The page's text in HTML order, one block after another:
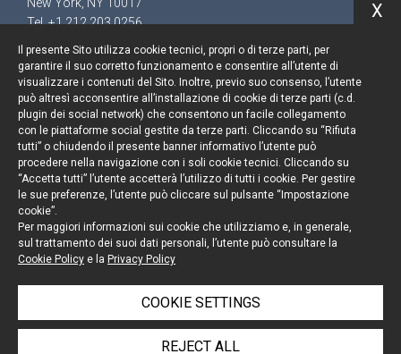
Tel. +1 212 203 0256
Keep up to date
Cookie policy
Information Notice
Legal notices
Credits
© Portolano Cavallo Studio Legale 2026, all rights
Il presente Sito utilizza cookie tecnici, propri o di terze parti, per
garantire il suo corretto funzionamento e consentire all’utente di
visualizzare i contenuti del Sito. Inoltre, previo suo consenso, l’utente
può altresì acconsentire all’installazione di cookie di terze parti (c.d.
plugin dei social network) che consentono un facile collegamento
con le piattaforme social gestite da terze parti. Cliccando su “Rifiuta
tutti” o chiudendo il presente banner informativo l’utente può
procedere nella navigazione con i soli cookie tecnici. Cliccando su
“Accetta tutti” l’utente accetterà l’utilizzo di tutti i cookie. Per gestire
le sue preferenze, l’utente può cliccare sul pulsante “Impostazione
cookie”.
Per maggiori informazioni sui cookie che utilizziamo e, in generale,
sul trattamento dei suoi dati personali, l’utente può consultare la
Cookie Policy e la Privacy Policy
COOKIE SETTINGS
REJECT ALL
X